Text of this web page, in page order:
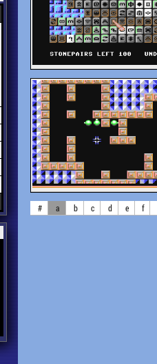
# a b c d e f